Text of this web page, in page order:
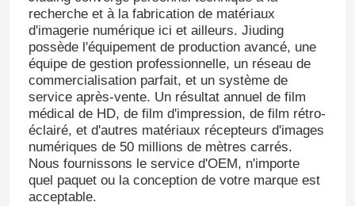
recherche et à la fabrication de matériaux
d'imagerie numérique ici et ailleurs. Jiuding
possède l'équipement de production avancé, une
équipe de gestion professionnelle, un réseau de
commercialisation parfait, et un système de
service après-vente. Un résultat annuel de film
médical de HD, de film d'impression, de film rétro-
éclairé, et d'autres matériaux récepteurs d'images
numériques de 50 millions de mètres carrés.
Nous fournissons le service d'OEM, n'importe
quel paquet ou la conception de votre marque est
acceptable.